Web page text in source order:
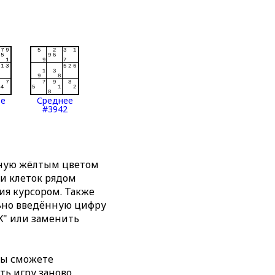
Среднее
#3942
жёлтым цветом
клеток рядом
курсором. Также
введённую цифру
или заменить
сможете